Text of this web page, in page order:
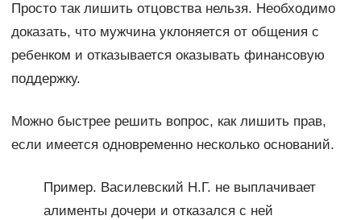
Просто так лишить отцовства нельзя. Необходимо
доказать, что мужчина уклоняется от общения с
ребенком и отказывается оказывать финансовую
поддержку.
Можно быстрее решить вопрос, как лишить прав,
если имеется одновременно несколько оснований.
Пример. Василевский Н.Г. не выплачивает
алименты дочери и отказался с ней